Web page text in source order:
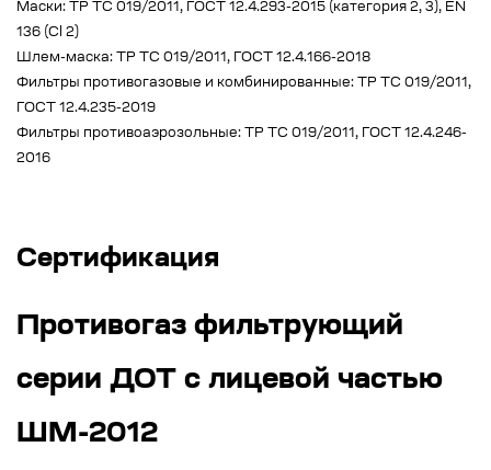
Маски: ТР ТС 019/2011, ГОСТ 12.4.293-2015 (категория 2, 3), EN
136 (Cl 2)
Шлем-маска: ТР ТС 019/2011, ГОСТ 12.4.166-2018
Фильтры противогазовые и комбинированные: ТР ТС 019/2011,
ГОСТ 12.4.235-2019
Фильтры противоаэрозольные: ТР ТС 019/2011, ГОСТ 12.4.246-
2016
Сертификация
Противогаз фильтрующий
серии ДОТ с лицевой частью
ШМ-2012